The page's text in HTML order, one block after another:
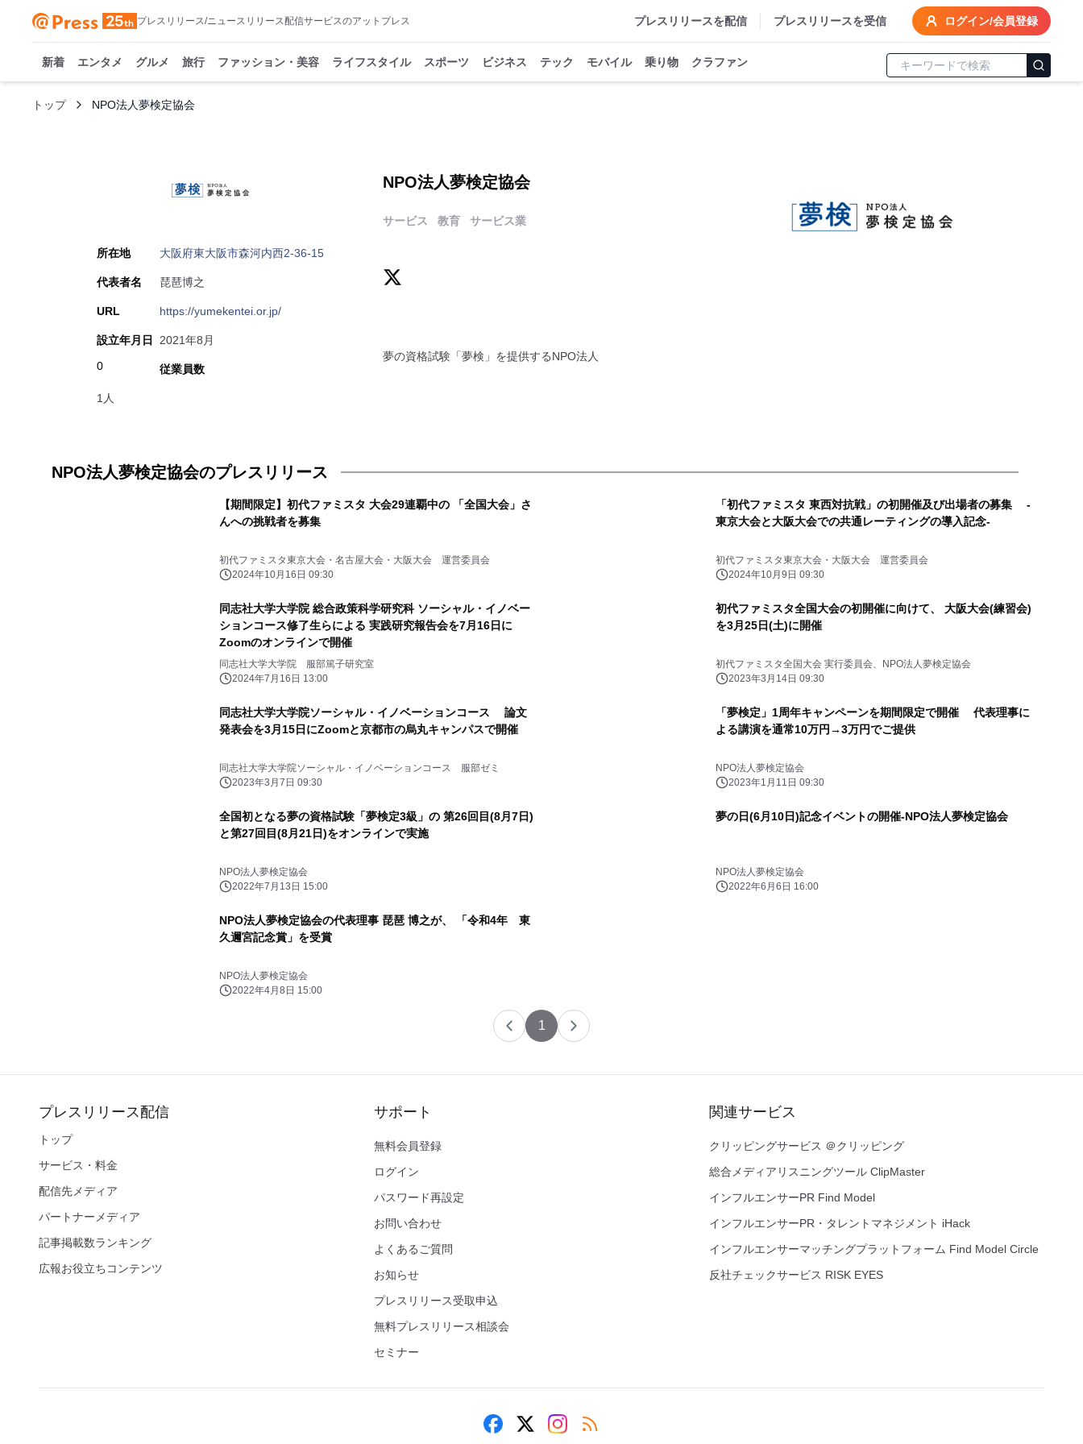
プレスリリース/ニュースリリース配信サービスのアットプレス プレスリリースを配信 プレスリリースを受信 ログイン/会員登録
新着 エンタメ グルメ 旅行 ファッション・美容 ライフスタイル スポーツ ビジネス テック モバイル 乗り物 クラファン
トップ NPO法人夢検定協会
NPO法人夢検定協会
サービス 教育 サービス業
夢の資格試験「夢検」を提供するNPO法人
所在地 大阪府東大阪市森河内西2-36-15
代表者名 琵琶博之
URL https://yumekentei.or.jp/
設立年月日
2021年8月
0
従業員数
1人
NPO法人夢検定協会のプレスリリース
【期間限定】初代ファミスタ 大会29連覇中の 「全国大会」さ
んへの挑戦者を募集
初代ファミスタ東京大会・名古屋大会・大阪大会 運営委員会
2024年10月16日 09:30
「初代ファミスタ 東西対抗戦」の初開催及び出場者の募集 -
東京大会と大阪大会での共通レーティングの導入記念-
初代ファミスタ東京大会・大阪大会 運営委員会
2024年10月9日 09:30
同志社大学大学院 総合政策科学研究科 ソーシャル・イノベー
ションコース修了生らによる 実践研究報告会を7月16日に
Zoomのオンラインで開催
同志社大学大学院 服部篤子研究室
2024年7月16日 13:00
初代ファミスタ全国大会の初開催に向けて、 大阪大会(練習会)
を3月25日(土)に開催
初代ファミスタ全国大会 実行委員会、NPO法人夢検定協会
2023年3月14日 09:30
同志社大学大学院ソーシャル・イノベーションコース 論文
発表会を3月15日にZoomと京都市の烏丸キャンパスで開催
同志社大学大学院ソーシャル・イノベーションコース 服部ゼミ
2023年3月7日 09:30
「夢検定」1周年キャンペーンを期間限定で開催 代表理事に
よる講演を通常10万円→3万円でご提供
NPO法人夢検定協会
2023年1月11日 09:30
全国初となる夢の資格試験「夢検定3級」の 第26回目(8月7日)
と第27回目(8月21日)をオンラインで実施
NPO法人夢検定協会
2022年7月13日 15:00
夢の日(6月10日)記念イベントの開催-NPO法人夢検定協会
NPO法人夢検定協会
2022年6月6日 16:00
NPO法人夢検定協会の代表理事 琵琶 博之が、 「令和4年 東
久邇宮記念賞」を受賞
NPO法人夢検定協会
2022年4月8日 15:00
1
プレスリリース配信
トップ
サービス・料金
配信先メディア
パートナーメディア
記事掲載数ランキング
広報お役立ちコンテンツ
サポート
無料会員登録
ログイン
パスワード再設定
お問い合わせ
よくあるご質問
お知らせ
プレスリリース受取申込
無料プレスリリース相談会
セミナー
関連サービス
クリッピングサービス ＠クリッピング
総合メディアリスニングツール ClipMaster
インフルエンサーPR Find Model
インフルエンサーPR・タレントマネジメント iHack
インフルエンサーマッチングプラットフォーム Find Model Circle
反社チェックサービス RISK EYES